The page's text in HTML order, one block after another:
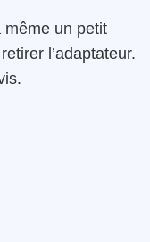
même un petit
l’adaptateur.